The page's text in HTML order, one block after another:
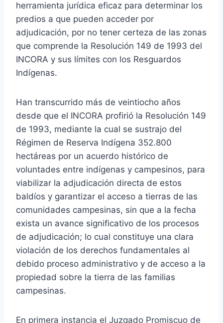
herramienta jurídica eficaz para determinar los
predios a que pueden acceder por
adjudicación, por no tener certeza de las zonas
que comprende la Resolución 149 de 1993 del
INCORA y sus límites con los Resguardos
Indígenas.
Han transcurrido más de veintiocho años
desde que el INCORA profirió la Resolución 149
de 1993, mediante la cual se sustrajo del
Régimen de Reserva Indígena 352.800
hectáreas por un acuerdo histórico de
voluntades entre indígenas y campesinos, para
viabilizar la adjudicación directa de estos
baldíos y garantizar el acceso a tierras de las
comunidades campesinas, sin que a la fecha
exista un avance significativo de los procesos
de adjudicación; lo cual constituye una clara
violación de los derechos fundamentales al
debido proceso administrativo y de acceso a la
propiedad sobre la tierra de las familias
campesinas.
En primera instancia el Juzgado Promiscuo de